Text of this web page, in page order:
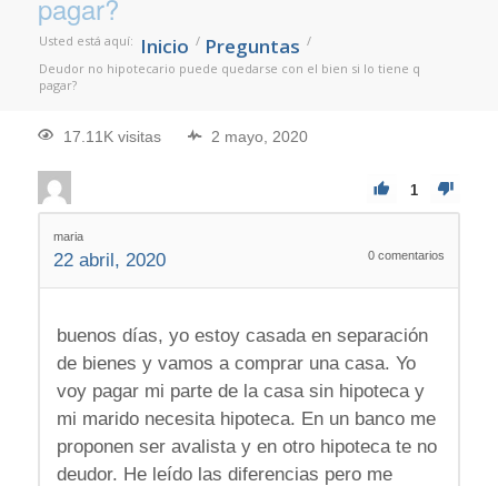
pagar?
Usted está aquí: Inicio / Preguntas /
Deudor no hipotecario puede quedarse con el bien si lo tiene q
pagar?
17.11K visitas 2 mayo, 2020
1
maria
22 abril, 2020 0 comentarios
buenos días, yo estoy casada en separación
de bienes y vamos a comprar una casa. Yo
voy pagar mi parte de la casa sin hipoteca y
mi marido necesita hipoteca. En un banco me
proponen ser avalista y en otro hipoteca te no
deudor. He leído las diferencias pero me